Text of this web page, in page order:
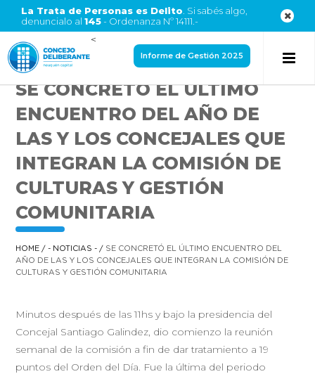
La Trata de Personas es Delito . Si sabés algo,
denuncialo al 145- Ordenanza Nº 14111.-
<
Informe de Gestión 2025
SE CONCRETÓ EL ÚLTIMO
ENCUENTRO DEL AÑO DE
LAS Y LOS CONCEJALES QUE
INTEGRAN LA COMISIÓN DE
CULTURAS Y GESTIÓN
COMUNITARIA
HOME /- NOTICIAS - / SE CONCRETÓ EL ÚLTIMO ENCUENTRO DEL
AÑO DE LAS Y LOS CONCEJALES QUE INTEGRAN LA COMISIÓN DE
CULTURAS Y GESTIÓN COMUNITARIA
Minutos después de las 11hs y bajo la presidencia del
Concejal Santiago Galindez, dio comienzo la reunión
semanal de la comisión a fin de dar tratamiento a 19
puntos del Orden del Día. Fue la última del periodo